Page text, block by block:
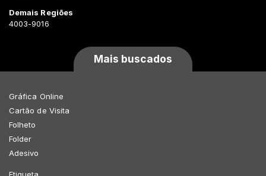
Demais Regiões
4003-9016
Mais buscados
Gráfica Online
Cartão de Visita
Folheto
Folder
Adesivo